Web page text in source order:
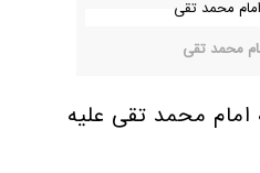
محمد تقی
محمد تقی علیه